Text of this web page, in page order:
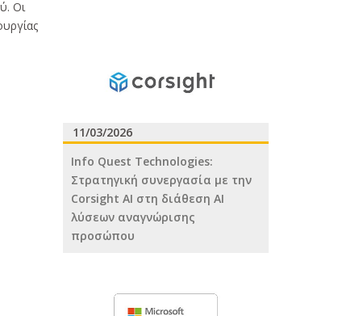
11/03/2026
Info Quest Technologies:
Στρατηγική συνεργασία με την
Corsight AI στη διάθεση ΑΙ
λύσεων αναγνώρισης
προσώπου
Οι